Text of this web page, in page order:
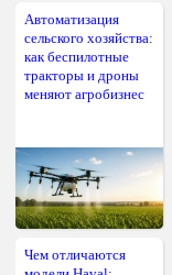
Автоматизация
сельского хозяйства:
как беспилотные
тракторы и дроны
меняют агробизнес
Чем отличаются